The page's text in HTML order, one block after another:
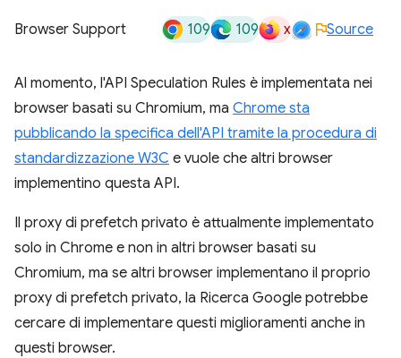
Browser Support 109 109 x Source
Al momento, l'API Speculation Rules è implementata nei
browser basati su Chromium, ma Chrome sta
pubblicando la specifica dell'API tramite la procedura di
standardizzazione W3C e vuole che altri browser
implementino questa API.
Il proxy di prefetch privato è attualmente implementato
solo in Chrome e non in altri browser basati su
Chromium, ma se altri browser implementano il proprio
proxy di prefetch privato, la Ricerca Google potrebbe
cercare di implementare questi miglioramenti anche in
questi browser.